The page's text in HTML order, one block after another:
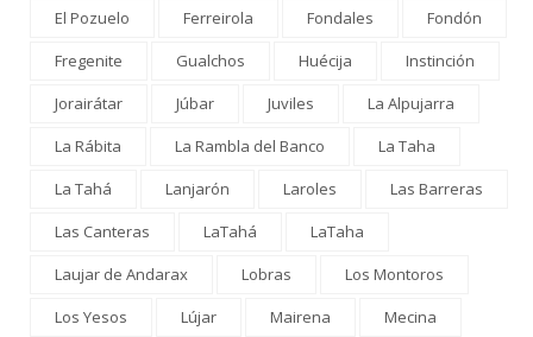
El Pozuelo
Ferreirola Fondales
Fondón
Fregenite
Gualchos Huécija
Instinción
Jorairátar
Júbar Juviles
La Alpujarra
La Rábita
La Rambla del Banco
La Taha
La Tahá
Lanjarón Laroles
Las Barreras
Las Canteras
LaTahá
LaTaha
Laujar de Andarax
Lobras
Los Montoros
Los Yesos
Lújar Mairena
Mecina